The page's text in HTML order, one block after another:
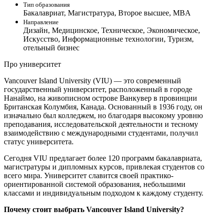
Тип образования
Бакалавриат, Магистратура, Второе высшее, MBA
Направление
Дизайн, Медицинское, Техническое, Экономическое,
Искусство, Информационные технологии, Туризм,
отельный бизнес
Про университет
Vancouver Island University (VIU) — это современный
государственный университет, расположенный в городе
Нанаймо, на живописном острове Ванкувер в провинции
Британская Колумбия, Канада. Основанный в 1936 году, он
изначально был колледжем, но благодаря высокому уровню
преподавания, исследовательской деятельности и тесному
взаимодействию с международными студентами, получил
статус университета.
Сегодня VIU предлагает более 120 программ бакалавриата,
магистратуры и дипломных курсов, привлекая студентов со
всего мира. Университет славится своей практико-
ориентированной системой образования, небольшими
классами и индивидуальным подходом к каждому студенту.
Почему стоит выбрать Vancouver Island University?